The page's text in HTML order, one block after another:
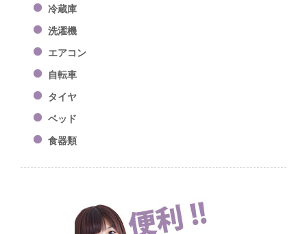
冷蔵庫
洗濯機
エアコン
自転車
タイヤ
ベッド
食器類